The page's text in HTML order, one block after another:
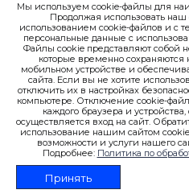
Мы используем cookie-файлы для
Продолжая использовать наш
использованием cookie-файлов и с
персональные данные с
Файлы cookie представляют собой
которые временно
мобильном устройстве и
сайта. Если вы не хотите
отключить их в настройках
компьютере. Отключение cookie-
каждого браузера и
осуществляется вход на сайт.
использование нашим сайтом
возможности и услуги нашего
Подробнее: Политика по
Принять
ВЕРСИЯ ДЛЯ ПЕЧАТИ
ПОЛИТИКА
© 2007-2026. , ГБОУ СО
РАН)»
Создание сайта